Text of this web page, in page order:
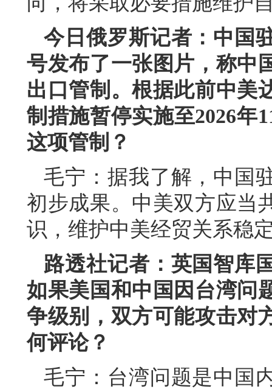
今日俄罗斯记者：中国
号发布了一张图片，称中
出口管制。根据此前中美
制措施暂停实施至2026年
这项管制？
毛宁：据我了解，中国
初步成果。中美双方应当
识，维护中美经贸关系稳
路透社记者：英国智库
如果美国和中国因台湾问
争级别，双方可能攻击对
何评论？
毛宁：台湾问题是中国